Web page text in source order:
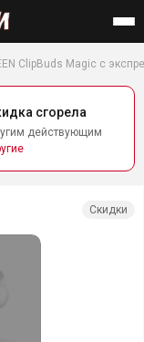
Найти
ClipBuds Magic с
сгорела
действующим
Скидки